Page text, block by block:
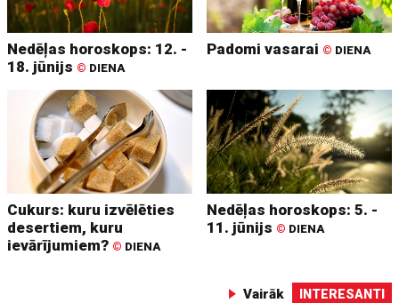
Nedēļas horoskops: 12. -
18. jūnijs © DIENA
Padomi vasarai © DIENA
Cukurs: kuru izvēlēties
desertiem, kuru
ievārījumiem? © DIENA
Nedēļas horoskops: 5. -
11. jūnijs © DIENA
Vairāk INTERESANTI